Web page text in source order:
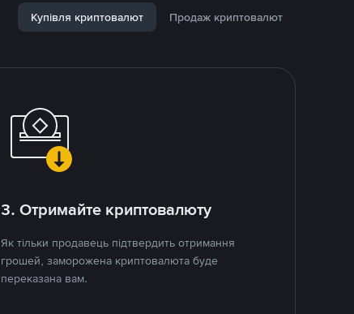
Купівля криптовалют Продаж криптовалют
3. Отримайте криптовалюту
Як тільки продавець підтвердить отримання
грошей, заморожена криптовалюта буде
переказана вам.